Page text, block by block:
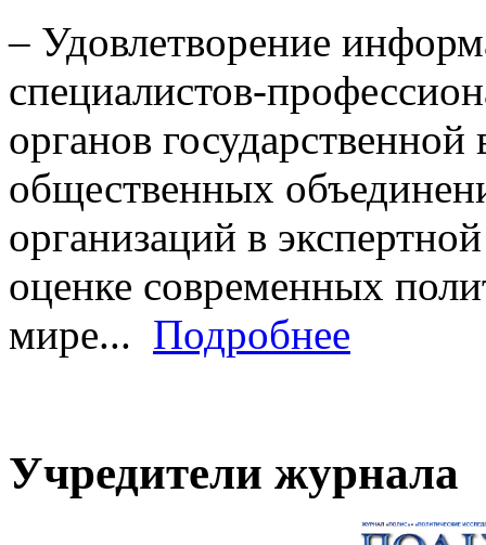
– Удовлетворение
специалистов-
органов государственной
общественных
организаций в
оценке современных
мире... Подробнее
Учредители журнала